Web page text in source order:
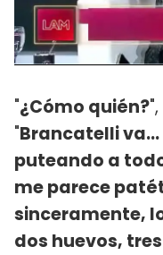
"¿Cómo quién?
"Brancatelli va...
puteando a
me parece
sinceramente,
dos huevos,